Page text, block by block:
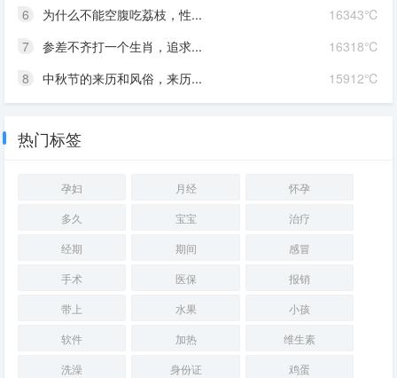
16343℃
6
为什么不能空腹吃荔枝，性...
16318℃
7
参差不齐打一个生肖，追求...
15912℃
8 中秋节的来历和风俗，来历...
热门标签
孕妇 月经
怀孕
多久
宝宝
治疗
经期
期间
感冒
手术
医保
报销
带上
水果
小孩
软件
加热
维生素
洗澡
身份证
鸡蛋